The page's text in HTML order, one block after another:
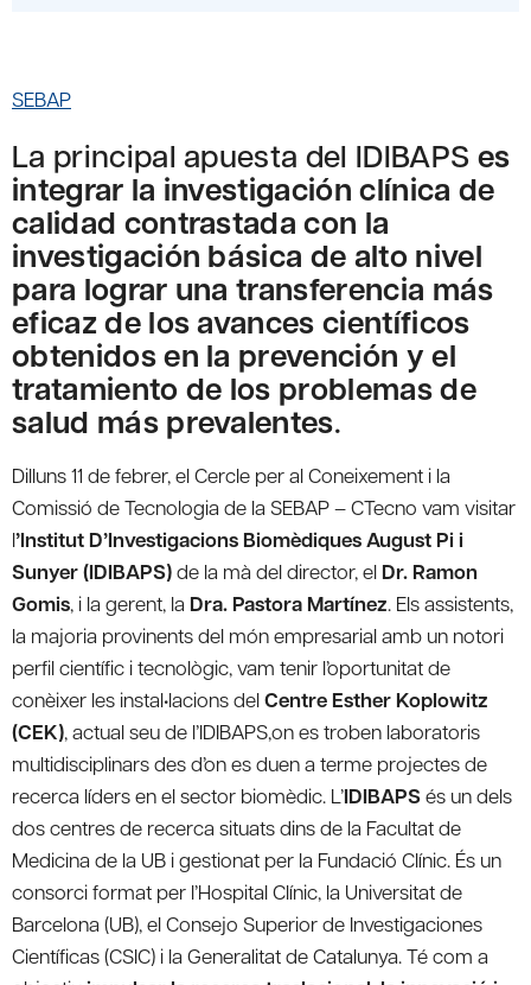
SEBAP
La principal apuesta del IDIBAPS es
integrar la investigación clínica de
calidad contrastada con la
investigación básica de alto nivel
para lograr una transferencia más
eficaz de los avances científicos
obtenidos en la prevención y el
tratamiento de los problemas de
salud más prevalentes.
Dilluns 11 de febrer, el Cercle per al Coneixement i la
Comissió de Tecnologia de la SEBAP – CTecno vam visitar
l’Institut D’Investigacions Biomèdiques August Pi i
Sunyer (IDIBAPS)de la mà del director, el Dr. Ramon
Gomis, i la gerent, la Dra. Pastora Martínez. Els assistents,
la majoria provinents del món empresarial amb un notori
perfil científic i tecnològic, vam tenir l’oportunitat de
conèixer les instal•lacions delCentre Esther Koplowitz
(CEK), actual seu de l’IDIBAPS,on es troben laboratoris
multidisciplinars des d’on es duen a terme projectes de
recerca líders en el sector biomèdic. L’IDIBAPSés un dels
dos centres de recerca situats dins de la Facultat de
Medicina de la UB i gestionat per la Fundació Clínic. És un
consorci format per l’Hospital Clínic, la Universitat de
Barcelona (UB), el Consejo Superior de Investigaciones
Científicas (CSIC) i la Generalitat de Catalunya. Té com a